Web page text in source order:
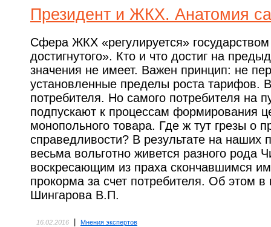
Президент и ЖКХ. Анатомия
Сфера ЖКХ «регулируется»
достигнутого». Кто и что достиг на
значения не имеет. Важен принцип: не
установленные пределы роста тарифов.
потребителя. Но самого потребителя на
подпускают к процессам формирования
монопольного товара. Где ж тут грезы о
справедливости? В результате на наших
весьма вольготно живется разного рода
воскресающим из праха скончавшимся
прокорма за счет потребителя. Об этом в
Шингарова В.П.
16.02.2016 Мнения экспертов